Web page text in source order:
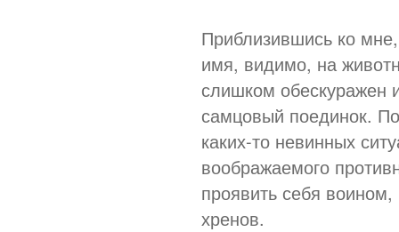
Приблизившись ко
имя, видимо, на
слишком обескуражен
самцовый поединок.
каких-то невинных
воображаемого
проявить себя
хренов.